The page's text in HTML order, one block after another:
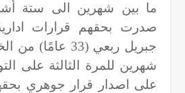
ما بين شهرين الى ستة
صدرت بحقهم قرارات
جبريل ربعي (33
شهرين للمرة الثالثة على
على اصدار قرار جوهري